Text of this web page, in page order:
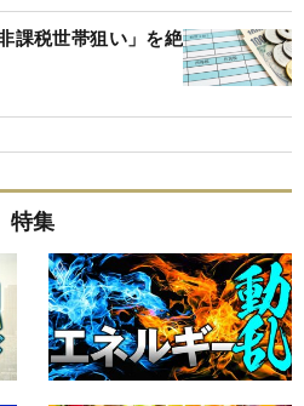
課税世帯狙い」を絶
特集